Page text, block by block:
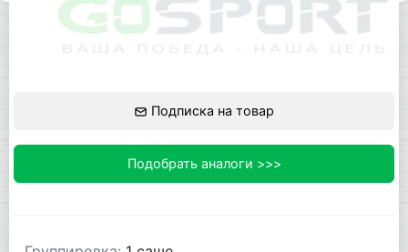
Подписка на товар
Подобрать аналоги >>>